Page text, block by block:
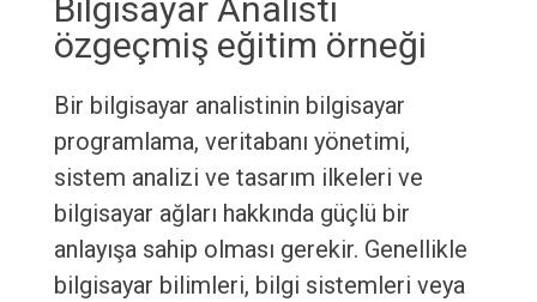
Bilgisayar Analisti
özgeçmiş eğitim örneği
Bir bilgisayar analistinin bilgisayar
programlama, veritabanı yönetimi,
sistem analizi ve tasarım ilkeleri ve
bilgisayar ağları hakkında güçlü bir
anlayışa sahip olması gerekir. Genellikle
bilgisayar bilimleri, bilgi sistemleri veya